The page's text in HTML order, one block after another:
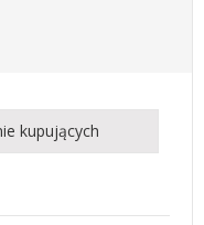
kupujących